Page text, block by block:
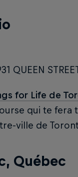
QUEEN
for Life de
qui te fera
ville de
Québec